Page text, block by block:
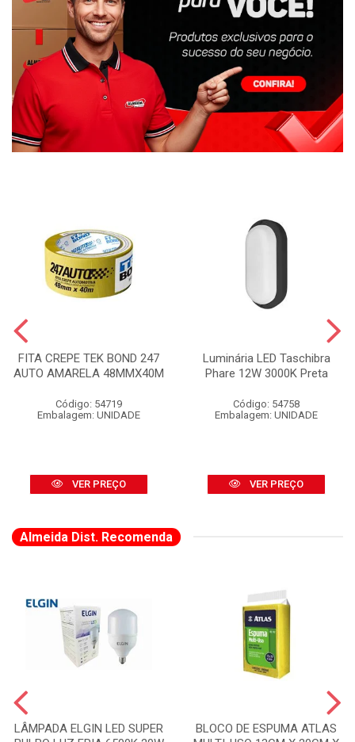
FITA CREPE TEK BOND 247
AUTO AMARELA 48MMX40M
Código: 54719
Embalagem: UNIDADE
VER PREÇO
Luminária LED Taschibra
Phare 12W 3000K Preta
Código: 54758
Embalagem: UNIDADE
VER PREÇO
Almeida Dist. Recomenda
LÂMPADA ELGIN LED SUPER
BLOCO DE ESPUMA ATLAS